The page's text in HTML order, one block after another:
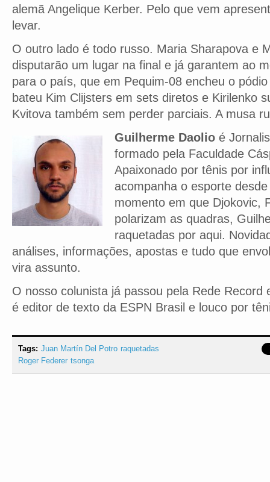
alemã Angelique Kerber. Pelo que vem
levar.
O outro lado é todo russo. Maria Sharapova e
disputarão um lugar na final e já garantem ao
para o país, que em Pequim-08 encheu o
bateu Kim Clijsters em sets diretos e Kirilenko
Kvitova também sem perder parciais. A musa
Guilherme Daolio é
formado pela Faculdade
Apaixonado por tênis por
acompanha o esporte
momento em que Djokovic,
polarizam as quadras,
raquetadas por aqui.
análises, informações, apostas e tudo que
vira assunto.
O nosso colunista já passou pela Rede Record
é editor de texto da ESPN Brasil e louco por
Tags: Juan Martín Del Potro raquetadas
Roger Federer tsonga